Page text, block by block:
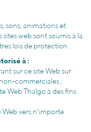
sons, animations et
web sont soumis à la
lois de protection.
à :
sur ce site Web sur
commerciales ;
Web Thalgo à des fins
Web vers n'importe